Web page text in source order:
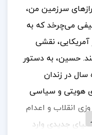
سرزمین من،
می‌چرخد که به
نقشی
حسین، به دستور
در زندان
هویتی و سیاسی
انقلاب و اعدام
جدیدی وارد